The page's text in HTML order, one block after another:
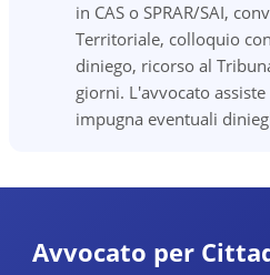
in CAS o SPRAR/SAI,
Territoriale, colloquio
diniego, ricorso al
giorni. L'avvocato
impugna eventuali
Avvocato per